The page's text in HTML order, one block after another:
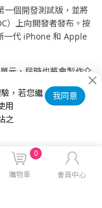
個開發測試版，並將
）上向開發者發布。按
一代 iPhone 和 Apple
元，屆時也將會製作介
影片，敬請期待。
！
，若您繼
用
之
我同意
購物車
0
會員中心